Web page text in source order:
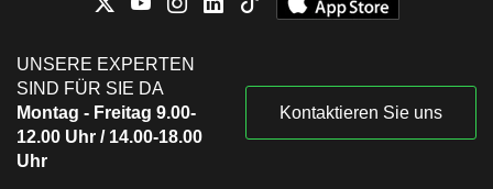
UNSERE EXPERTEN
SIND FÜR SIE DA
Montag - Freitag 9.00-
12.00 Uhr / 14.00-18.00
Uhr
Kontaktieren Sie uns